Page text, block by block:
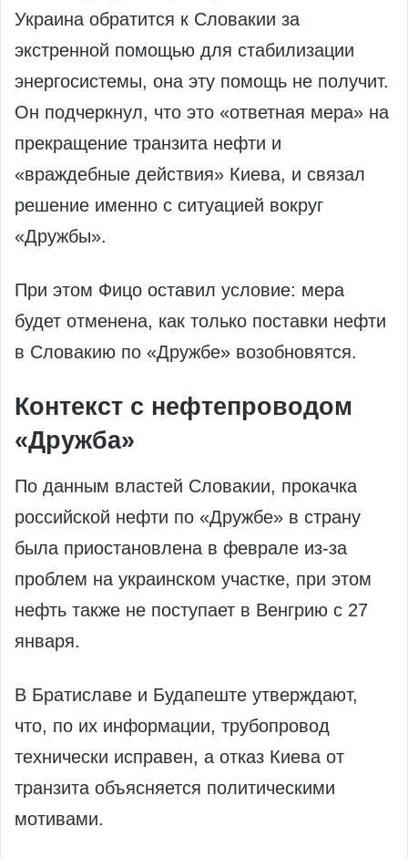
Украина обратится к Словакии за
экстренной помощью для стабилизации
энергосистемы, она эту помощь не получит.
Он подчеркнул, что это «ответная мера» на
прекращение транзита нефти и
«враждебные действия» Киева, и связал
решение именно с ситуацией вокруг
«Дружбы».
При этом Фицо оставил условие: мера
будет отменена, как только поставки нефти
в Словакию по «Дружбе» возобновятся.
Контекст с нефтепроводом
«Дружба»
По данным властей Словакии, прокачка
российской нефти по «Дружбе» в страну
была приостановлена в феврале из‑за
проблем на украинском участке, при этом
нефть также не поступает в Венгрию с 27
января.
В Братиславе и Будапеште утверждают,
что, по их информации, трубопровод
технически исправен, а отказ Киева от
транзита объясняется политическими
мотивами.